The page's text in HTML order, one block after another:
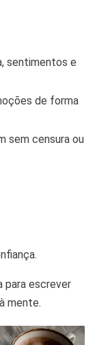
sentimentos e
de forma
sem censura ou
para escrever
mente.